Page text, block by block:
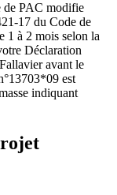
de PAC modifie
17 du Code de
1 à 2 mois selon la
Déclaration
avant le
est
indiquant